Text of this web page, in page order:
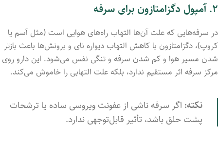
۲. آمپول دگزامتازون برای سرفه
در سرفه‌هایی که علت آن‌ها التهاب راه‌های هوایی است (مثل آسم یا
کروپ)، دگزامتازون با کاهش التهاب دیواره نای و برونش‌ها باعث بازتر
شدن مسیر هوا و کم شدن سرفه و تنگی نفس می‌شود. این دارو روی
مرکز سرفه اثر مستقیم ندارد، بلکه علت التهابی را خاموش می‌کند.
نکته: اگر سرفه ناشی از عفونت ویروسی ساده یا ترشحات
پشت حلق باشد، تأثیر قابل‌توجهی ندارد.